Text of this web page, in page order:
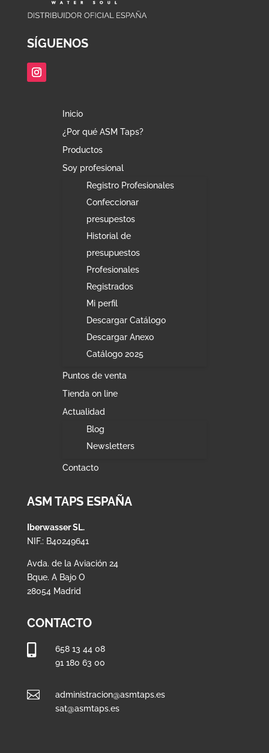
SÍGUENOS
Inicio
¿Por qué ASM Taps?
Productos
Soy profesional
Registro Profesionales
Confeccionar
presupestos
Historial de
presupuestos
Profesionales
Registrados
Mi perfil
Descargar Catálogo
Descargar Anexo
Catálogo 2025
Puntos de venta
Tienda on line
Actualidad
Blog
Newsletters
Contacto
ASM TAPS ESPAÑA
Iberwasser SL.
NIF.: B40249641
Avda. de la Aviación 24
Bque. A Bajo O
28054 Madrid
CONTACTO

658 13 44 08
91 180 63 00

administracion@asmtaps.es
sat@asmtaps.es